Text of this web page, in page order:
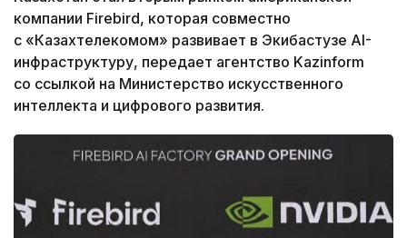
компании Firebird, которая совместно
с «Казахтелекомом» развивает в Экибастузе AI-
инфраструктуру, передает агентство Kazinform
со ссылкой на Министерство искусственного
интеллекта и цифрового развития.